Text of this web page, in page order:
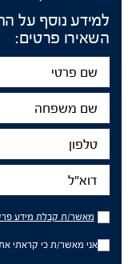
השאירו פרטים:
שם
פרטי
שם
משפחה
טלפון
דוא"ל
מאשר/ת
קבלת
מידע
פרסומי
מאשר/ת קבלת מידע
אני מאשר/ת כי קראתי